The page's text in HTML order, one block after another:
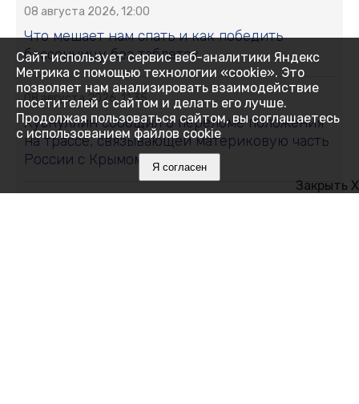
08 августа 2026, 12:00
Что мешает нам спать и как победить
бессонницу без таблеток
08 августа 2026, 11:35
Хуснуллин сообщил о переломе положения
на трассе, связывающей материковую часть
России с Крымом
Закрыть X
Сайт использует сервис веб-аналитики Яндекс
Метрика с помощью технологии «cookie». Это
позволяет нам анализировать взаимодействие
посетителей с сайтом и делать его лучше.
Продолжая пользоваться сайтом, вы соглашаетесь
с использованием файлов cookie
Я согласен